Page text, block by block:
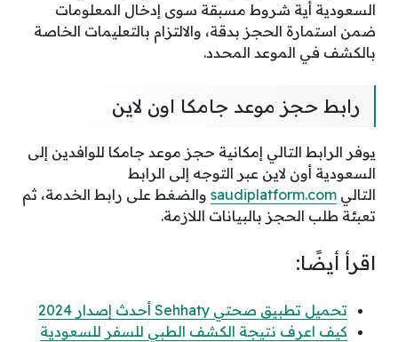
السعودية أية شروط مسبقة سوى إدخال المعلومات
ضمن استمارة الحجز بدقة، والالتزام بالتعليمات الخاصة
بالكشف في الموعد المحدد.
رابط حجز موعد جامكا اون لاين
يوفر الرابط التالي إمكانية حجز موعد جامكا للوافدين إلى
السعودية أون لاين عبر التوجه إلى الرابط
التالي saudiplatform.com والضغط على رابط الخدمة، ثم
تعبئة طلب الحجز بالبيانات اللازمة.
اقرأ أيضًا:
تحميل تطبيق صحتي Sehhaty أحدث إصدار 2024
كيف اعرف نتيجة الكشف الطبي للسفر للسعودية